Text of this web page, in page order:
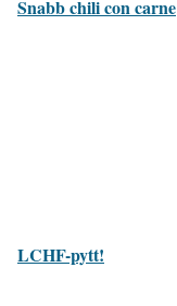
Snabb chili con carne
LCHF-pytt!